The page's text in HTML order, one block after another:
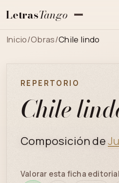
LetrasTango
Inicio/Obras/Chile lindo
REPERTORIO
Chile
Composición de
Valorar esta ficha editorial